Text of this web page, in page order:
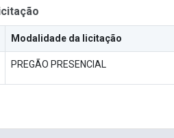
Modalidade da licitação
PREGÃO PRESENCIAL